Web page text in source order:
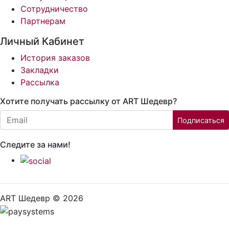
Сотрудничество
Партнерам
Личный Кабинет
История заказов
Закладки
Рассылка
Хотите получать рассылку от ART Шедевр?
Email:
Подписаться
Следите за нами!
ART Шедевр © 2026